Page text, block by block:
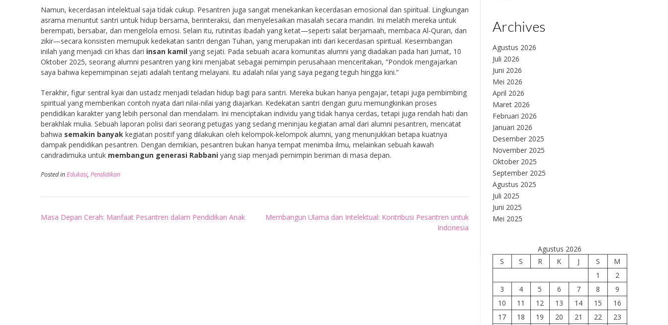
Namun, kecerdasan intelektual saja tidak cukup. Pesantren juga sangat menekankan kecerdasan emosional dan spiritual. Lingkungan
asrama menuntut santri untuk hidup bersama, berinteraksi, dan menyelesaikan masalah secara mandiri. Ini melatih mereka untuk
berempati, bersabar, dan mengelola emosi. Selain itu, rutinitas ibadah yang ketat—seperti salat berjamaah, membaca Al-Quran, dan
zikir—secara konsisten memupuk kedekatan santri dengan Tuhan, yang merupakan inti dari kecerdasan spiritual. Keseimbangan
inilah yang menjadi ciri khas dari insan kamil yang sejati. Pada sebuah acara komunitas alumni yang diadakan pada hari Jumat, 10
Oktober 2025, seorang alumni pesantren yang kini menjabat sebagai pemimpin perusahaan menceritakan, “Pondok mengajarkan
saya bahwa kepemimpinan sejati adalah tentang melayani. Itu adalah nilai yang saya pegang teguh hingga kini.”
Terakhir, figur sentral kyai dan ustadz menjadi teladan hidup bagi para santri. Mereka bukan hanya pengajar, tetapi juga pembimbing
spiritual yang memberikan contoh nyata dari nilai-nilai yang diajarkan. Kedekatan santri dengan guru memungkinkan proses
pendidikan karakter yang lebih personal dan mendalam. Ini menciptakan individu yang tidak hanya cerdas, tetapi juga rendah hati dan
berakhlak mulia. Sebuah laporan polisi dari seorang petugas yang sedang meninjau kegiatan amal dari alumni pesantren, mencatat
bahwa semakin banyak kegiatan positif yang dilakukan oleh kelompok-kelompok alumni, yang menunjukkan betapa kuatnya
dampak pendidikan pesantren. Dengan demikian, pesantren bukan hanya tempat menimba ilmu, melainkan sebuah kawah
candradimuka untuk membangun generasi Rabbani yang siap menjadi pemimpin beriman di masa depan.
Posted inEdukasi, Pendidikan
Post
Masa Depan Cerah: Manfaat Pesantren dalam Pendidikan Anak
Membangun Ulama dan Intelektual: Kontribusi Pesantren untuk
Indonesia
Archives
Agustus 2026
Juli 2026
Juni 2026
Mei 2026
April 2026
Maret 2026
Februari 2026
Januari 2026
Desember 2025
November 2025
Oktober 2025
September 2025
Agustus 2025
Juli 2025
Juni 2025
Mei 2025
Agustus 2026
S
S R K J S
M
1
2
3
4 5 6 7 8
9
10
11 12 13 14 15
16
17
18 19 20 21 22
23